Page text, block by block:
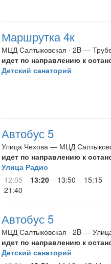
Маршрутка 4к
МЦД Салтыковская · 2B —
идет по направлению к
Детский санаторий
Автобус 5
Улица Чехова — МЦД
идет по направлению к
Улица Радио
12:05
13:20 13:50 15:15
21:40
Автобус 5
МЦД Салтыковская · 2B —
идет по направлению к
Детский санаторий